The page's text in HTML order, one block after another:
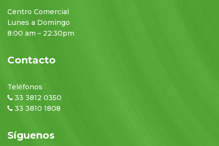
Centro Comercial
Lunes a Domingo
8:00 am – 22:30pm
Contacto
Teléfonos
33 3812 0350
33 3810 1808
Síguenos